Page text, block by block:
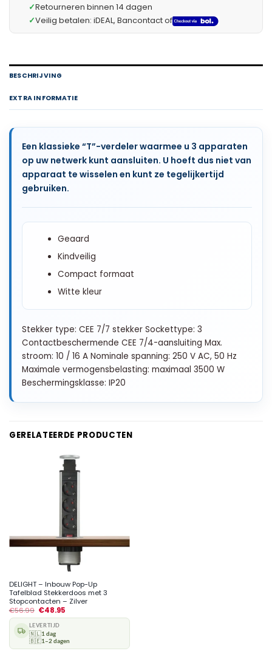
✓Retourneren binnen 14 dagen
✓Veilig betalen: iDEAL, Bancontact of
BESCHRIJVING
EXTRA INFORMATIE
Een klassieke “T”-verdeler waarmee u 3 apparaten
op uw netwerk kunt aansluiten. U hoeft dus niet van
apparaat te wisselen en kunt ze tegelijkertijd
gebruiken.
Geaard
Kindveilig
Compact formaat
Witte kleur
Stekker type: CEE 7/7 stekker Sockettype: 3
Contactbeschermende CEE 7/4-aansluiting Max.
stroom: 10 / 16 A Nominale spanning: 250 V AC, 50 Hz
Maximale vermogensbelasting: maximaal 3500 W
Beschermingsklasse: IP20
GERELATEERDE PRODUCTEN
DELIGHT – Inbouw Pop-Up
Tafelblad Stekkerdoos met 3
Stopcontacten – Zilver
€56.99 €48.95
LEVERTIJD
🇳🇱1 dag
🇧🇪1–2 dagen